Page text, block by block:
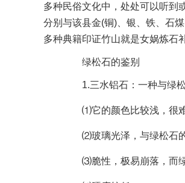
多种民俗文化中，处处可以听到
分别与该县金(铜)、银、铁、石
多种典籍印证竹山就是女娲炼
绿松石的鉴别
1.三水铝石：一种与绿松
⑴它的颜色比较浅，很难
⑵玻璃光泽，与绿松石的
⑶脆性，极易崩落，而绿